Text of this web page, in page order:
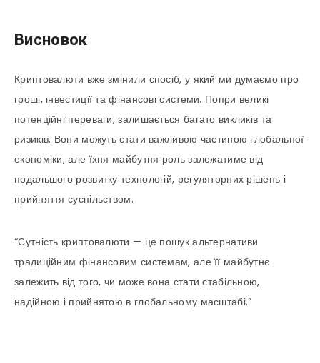
Висновок
Криптовалюти вже змінили спосіб, у який ми думаємо про
гроші, інвестиції та фінансові системи. Попри великі
потенційні переваги, залишається багато викликів та
ризиків. Вони можуть стати важливою частиною глобальної
економіки, але їхня майбутня роль залежатиме від
подальшого розвитку технологій, регуляторних рішень і
прийняття суспільством.
“Сутність криптовалюти — це пошук альтернативи
традиційним фінансовим системам, але її майбутнє
залежить від того, чи може вона стати стабільною,
надійною і прийнятою в глобальному масштабі.”